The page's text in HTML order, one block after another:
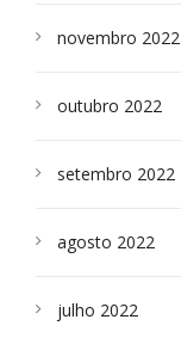
novembro 2022
outubro 2022
setembro 2022
agosto 2022
julho 2022